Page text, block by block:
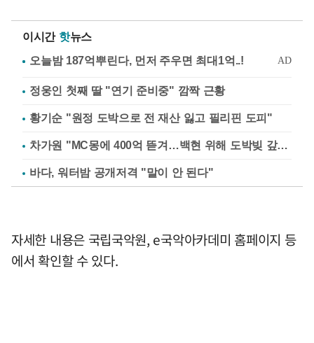
이시간 핫뉴스
정웅인 첫째 딸 "연기 준비중" 깜짝 근황
황기순 "원정 도박으로 전 재산 잃고 필리핀 도피"
차가원 "MC몽에 400억 뜯겨…백현 위해 도박빚 갚아줘"
바다, 워터밤 공개저격 "말이 안 된다"
자세한 내용은 국립국악원, e국악아카데미 홈페이지 등
에서 확인할 수 있다.